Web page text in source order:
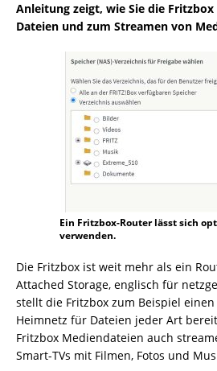
Anleitung zeigt, wie Sie die
Dateien und zum Streamen von
Ein Fritzbox-Router lässt sich
verwenden.
Die Fritzbox ist weit mehr als ein
Attached Storage, englisch für
stellt die Fritzbox zum Beispiel
Heimnetz für Dateien jeder Art
Fritzbox Mediendateien auch
Smart-TVs mit Filmen, Fotos und